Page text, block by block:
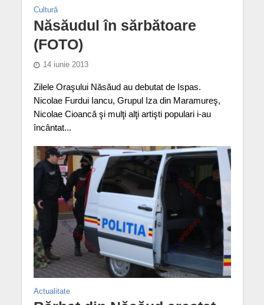
Cultură
Năsăudul în sărbătoare
(FOTO)
14 iunie 2013
Zilele Oraşului Năsăud au debutat de Ispas.
Nicolae Furdui Iancu, Grupul Iza din Maramureş,
Nicolae Cioancă şi mulţi alţi artişti populari i-au
încântat...
Actualitate